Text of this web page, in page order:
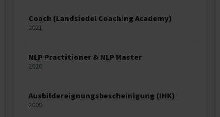
Coach (Landsiedel Coaching Academy)
2021
NLP Practitioner & NLP Master
2020
Ausbildereignungsbescheinigung (IHK)
2009